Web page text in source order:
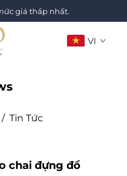
giá thấp nhất.
VI
/ Tin Tức
chai đựng đồ